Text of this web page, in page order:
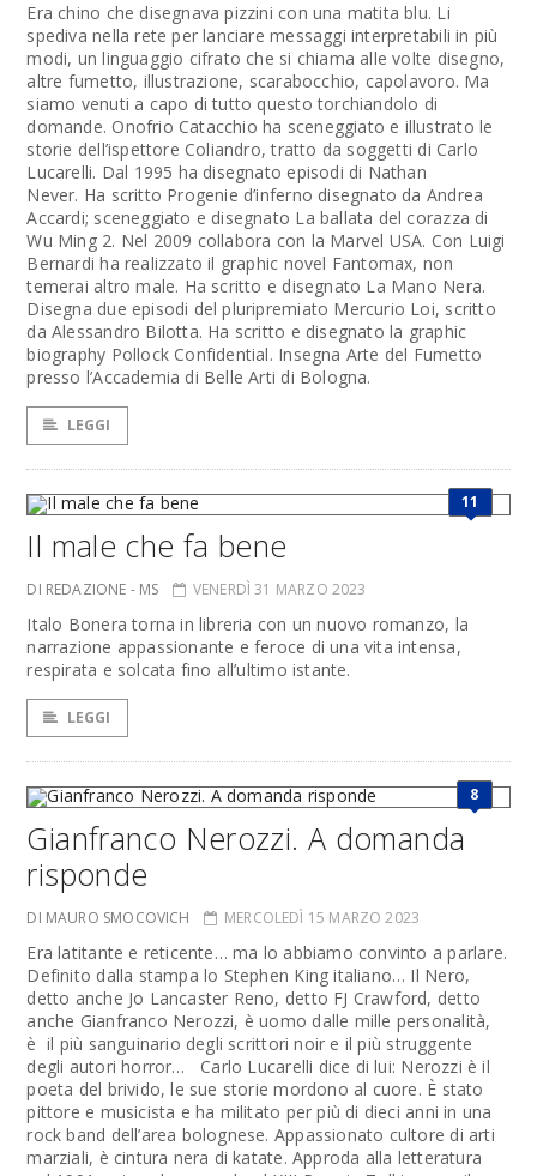
Era chino che disegnava pizzini con una matita blu. Li
spediva nella rete per lanciare messaggi interpretabili in più
modi, un linguaggio cifrato che si chiama alle volte disegno,
altre fumetto, illustrazione, scarabocchio, capolavoro. Ma
siamo venuti a capo di tutto questo torchiandolo di
domande. Onofrio Catacchio ha sceneggiato e illustrato le
storie dell’ispettore Coliandro, tratto da soggetti di Carlo
Lucarelli. Dal 1995 ha disegnato episodi di Nathan
Never. Ha scritto Progenie d’inferno disegnato da Andrea
Accardi; sceneggiato e disegnato La ballata del corazza di
Wu Ming 2. Nel 2009 collabora con la Marvel USA. Con Luigi
Bernardi ha realizzato il graphic novel Fantomax, non
temerai altro male. Ha scritto e disegnato La Mano Nera.
Disegna due episodi del pluripremiato Mercurio Loi, scritto
da Alessandro Bilotta. Ha scritto e disegnato la graphic
biography Pollock Confidential. Insegna Arte del Fumetto
presso l’Accademia di Belle Arti di Bologna.
LEGGI
11
Il male che fa bene
DI REDAZIONE - MS VENERDÌ 31 MARZO 2023
Italo Bonera torna in libreria con un nuovo romanzo, la
narrazione appassionante e feroce di una vita intensa,
respirata e solcata fino all’ultimo istante.
LEGGI
8
Gianfranco Nerozzi. A domanda
risponde
DI MAURO SMOCOVICH MERCOLEDÌ 15 MARZO 2023
Era latitante e reticente… ma lo abbiamo convinto a parlare.
Definito dalla stampa lo Stephen King italiano… Il Nero,
detto anche Jo Lancaster Reno, detto FJ Crawford, detto
anche Gianfranco Nerozzi, è uomo dalle mille personalità,
è il più sanguinario degli scrittori noir e il più struggente
degli autori horror… Carlo Lucarelli dice di lui: Nerozzi è il
poeta del brivido, le sue storie mordono al cuore. È stato
pittore e musicista e ha militato per più di dieci anni in una
rock band dell’area bolognese. Appassionato cultore di arti
marziali, è cintura nera di katate. Approda alla letteratura